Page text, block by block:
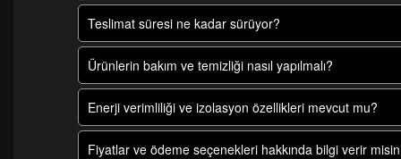
Teslimat süresi ne kadar sürüyor?
Ürünlerin bakım ve temizliği nasıl yapılmalı?
Enerji verimliliği ve izolasyon özellikleri mevcut mu?
Fiyatlar ve ödeme seçenekleri hakkında bilgi verir